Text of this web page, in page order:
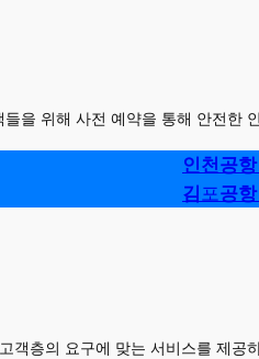
을 위해 사전 예약을 통해 안전
인천공
김 포공
객층의 요구에 맞는 서비스를 제